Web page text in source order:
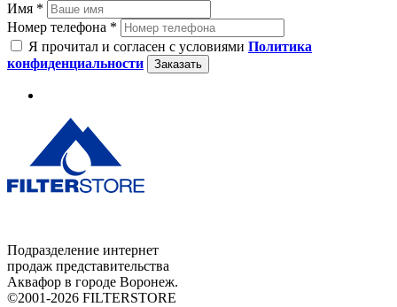
Имя *
Номер телефона *
Я прочитал и согласен с условиями Политика
конфиденциальности
Заказать
Подразделение интернет
продаж представительства
Аквафор в городе Воронеж.
©2001-2026 FILTERSTORE